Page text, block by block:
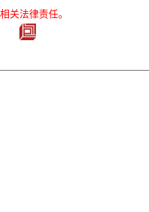
相关法律责任。